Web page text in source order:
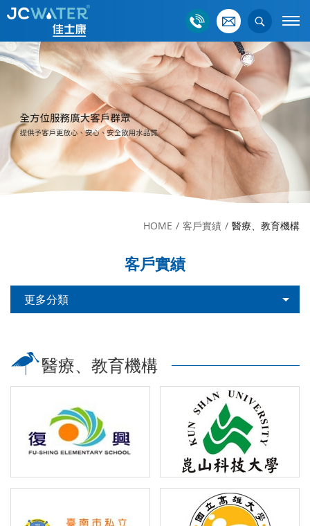
HOME 客戶實績 醫療、教育機構
客戶實績
更多分類
醫療、教育機構